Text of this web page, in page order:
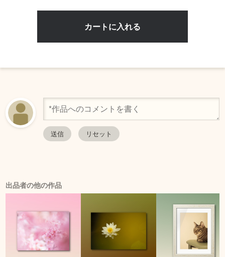
出品者の他の作品